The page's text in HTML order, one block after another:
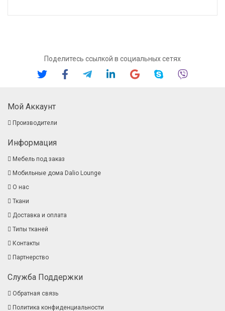
Поделитесь ссылкой в социальных сетях
Мой Аккаунт
Производители
Информация
Мебель под заказ
Мобильные дома Dalio Lounge
О нас
Ткани
Доставка и оплата
Типы тканей
Контакты
Партнерство
Служба Поддержки
Обратная связь
Политика конфиденциальности